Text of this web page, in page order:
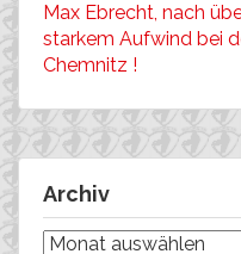
Max Ebrecht, nach
starkem Aufwind bei
Chemnitz !
Archiv
Archiv